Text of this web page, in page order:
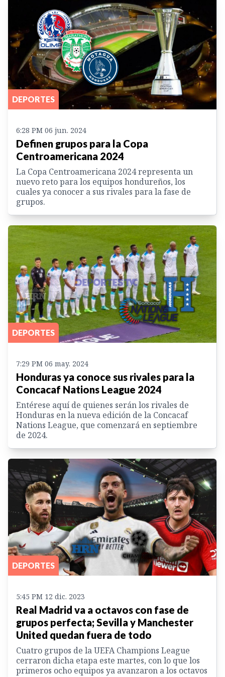
DEPORTES
6:28 PM 06 jun. 2024
Definen grupos para la Copa
Centroamericana 2024
La Copa Centroamericana 2024 representa un
nuevo reto para los equipos hondureños, los
cuales ya conocer a sus rivales para la fase de
grupos.
DEPORTES
7:29 PM 06 may. 2024
Honduras ya conoce sus rivales para la
Concacaf Nations League 2024
Entérese aquí de quienes serán los rivales de
Honduras en la nueva edición de la Concacaf
Nations League, que comenzará en septiembre
de 2024.
DEPORTES
5:45 PM 12 dic. 2023
Real Madrid va a octavos con fase de
grupos perfecta; Sevilla y Manchester
United quedan fuera de todo
Cuatro grupos de la UEFA Champions League
cerraron dicha etapa este martes, con lo que los
primeros ocho equipos ya avanzaron a los octavos